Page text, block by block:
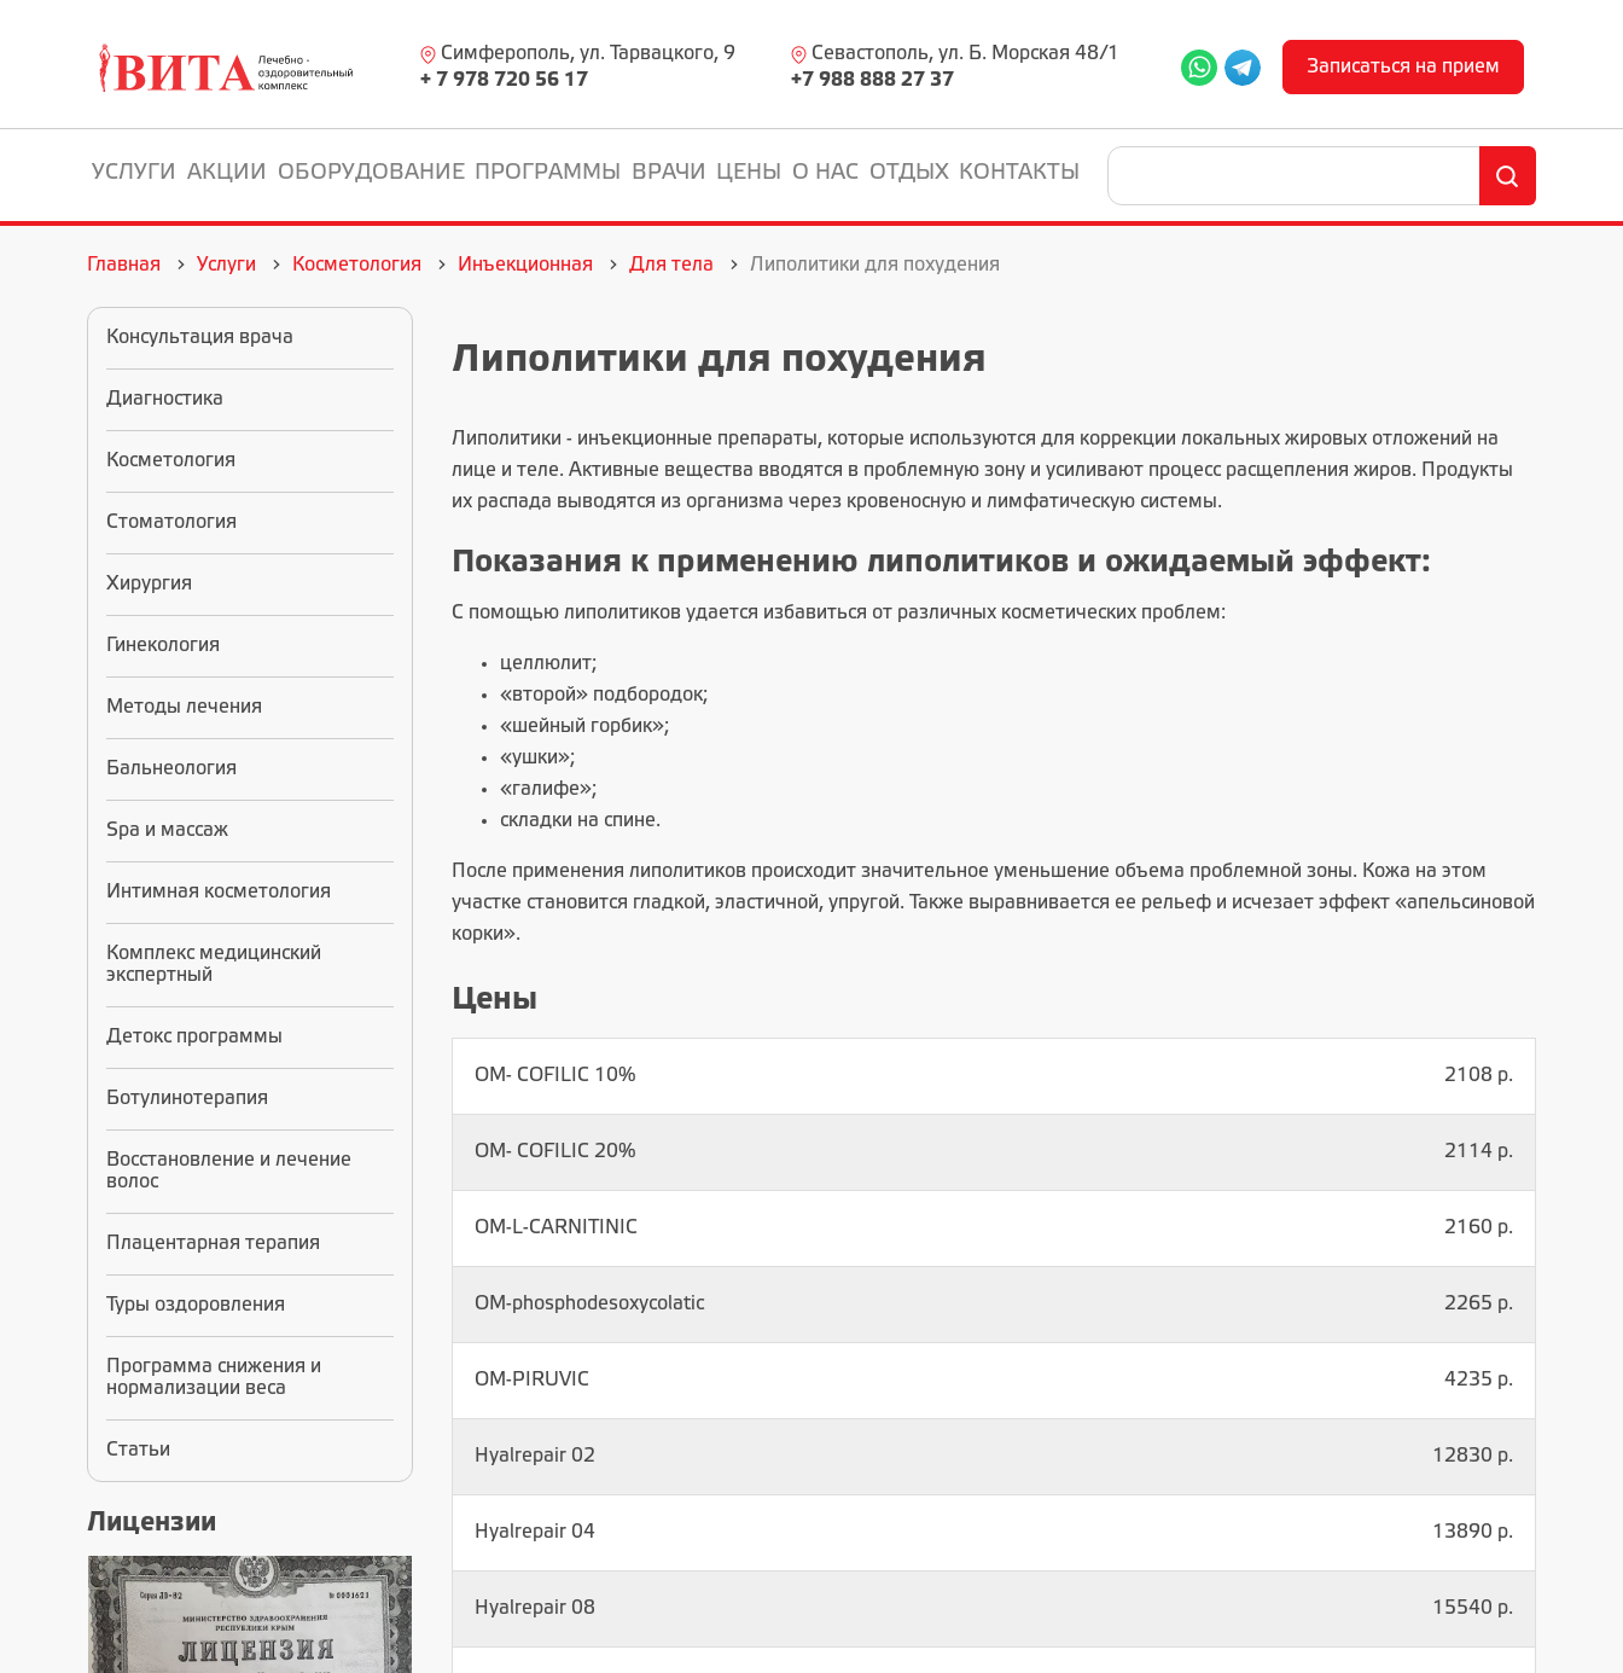
Симферополь, ул. Тарвацкого, 9
+ 7 978 720 56 17
Севастополь, ул. Б. Морская 48/1
+7 988 888 27 37
Записаться на прием
УСЛУГИ АКЦИИ ОБОРУДОВАНИЕ ПРОГРАММЫ ВРАЧИ ЦЕНЫ О НАС ОТДЫХ КОНТАКТЫ
Главная Услуги Косметология Инъекционная Для тела Липолитики для похудения
Консультация врача
Диагностика
Косметология
Стоматология
Хирургия
Гинекология
Методы лечения
Бальнеология
Spa и массаж
Интимная косметология
Комплекс медицинский
экспертный
Детокс программы
Ботулинотерапия
Восстановление и лечение
волос
Плацентарная терапия
Туры оздоровления
Программа снижения и
нормализации веса
Статьи
Лицензии
Липолитики для похудения
Липолитики - инъекционные препараты, которые используются для коррекции локальных жировых отложений на
лице и теле. Активные вещества вводятся в проблемную зону и усиливают процесс расщепления жиров. Продукты
их распада выводятся из организма через кровеносную и лимфатическую системы.
Показания к применению липолитиков и ожидаемый эффект:
С помощью липолитиков удается избавиться от различных косметических проблем:
целлюлит;
«второй» подбородок;
«шейный горбик»;
«ушки»;
«галифе»;
складки на спине.
После применения липолитиков происходит значительное уменьшение объема проблемной зоны. Кожа на этом
участке становится гладкой, эластичной, упругой. Также выравнивается ее рельеф и исчезает эффект «апельсиновой
корки».
Цены
OM- COFILIC 10% 2108 р.
OM- COFILIC 20% 2114 р.
OM-L-CARNITINIC 2160 р.
OM-phosphodesoxycolatic 2265 р.
OM-PIRUVIC 4235 р.
Hyalrepair 02 12830 р.
Hyalrepair 04 13890 р.
Hyalrepair 08 15540 р.